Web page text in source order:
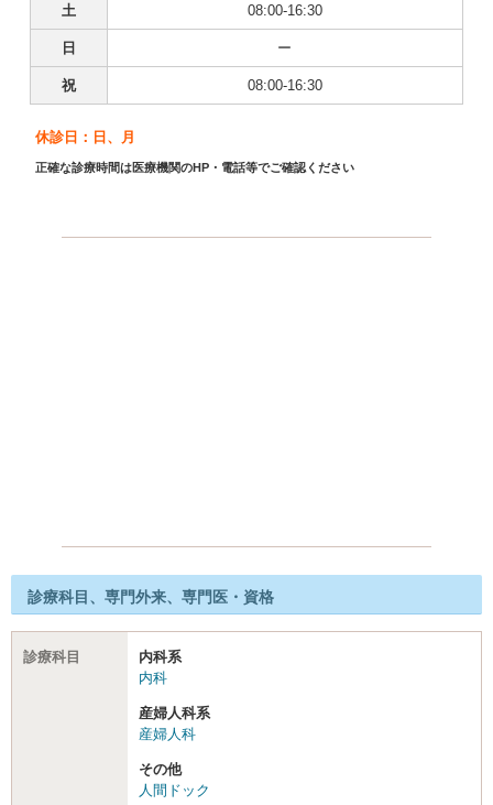
土 08:00-16:30
日 ー
祝 08:00-16:30
休診日：日、月
正確な診療時間は医療機関のHP・電話等でご確認ください
診療科目、専門外来、専門医・資格
診療科目
内科系
内科
産婦人科系
産婦人科
その他
人間ドック